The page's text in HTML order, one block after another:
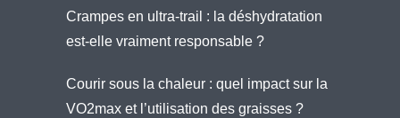
Crampes en ultra-trail : la déshydratation
est-elle vraiment responsable ?
Courir sous la chaleur : quel impact sur la
VO2max et l’utilisation des graisses ?